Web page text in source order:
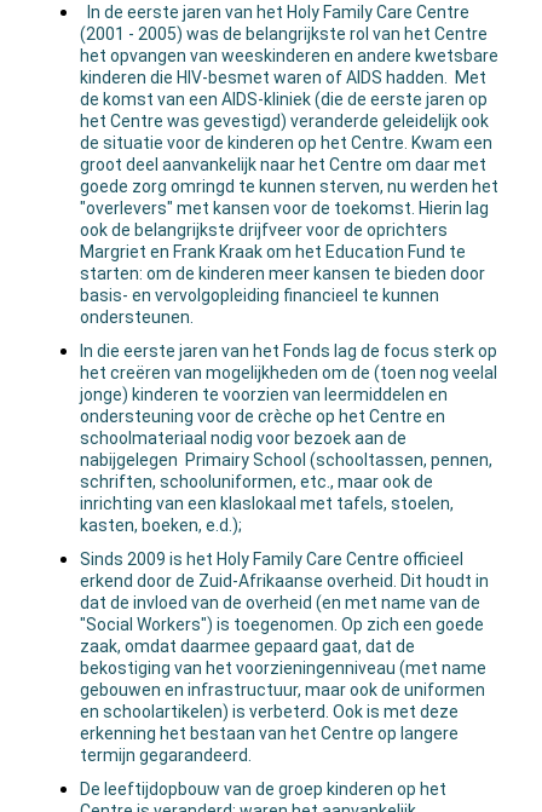
In de eerste jaren van het Holy Family Care Centre
(2001 - 2005) was de belangrijkste rol van het Centre
het opvangen van weeskinderen en andere kwetsbare
kinderen die HIV-besmet waren of AIDS hadden. Met
de komst van een AIDS-kliniek (die de eerste jaren op
het Centre was gevestigd) veranderde geleidelijk ook
de situatie voor de kinderen op het Centre. Kwam een
groot deel aanvankelijk naar het Centre om daar met
goede zorg omringd te kunnen sterven, nu werden het
"overlevers" met kansen voor de toekomst. Hierin lag
ook de belangrijkste drijfveer voor de oprichters
Margriet en Frank Kraak om het Education Fund te
starten: om de kinderen meer kansen te bieden door
basis- en vervolgopleiding financieel te kunnen
ondersteunen.
In die eerste jaren van het Fonds lag de focus sterk op
het creëren van mogelijkheden om de (toen nog veelal
jonge) kinderen te voorzien van leermiddelen en
ondersteuning voor de crèche op het Centre en
schoolmateriaal nodig voor bezoek aan de
nabijgelegen Primairy School (schooltassen, pennen,
schriften, schooluniformen, etc., maar ook de
inrichting van een klaslokaal met tafels, stoelen,
kasten, boeken, e.d.);
Sinds 2009 is het Holy Family Care Centre officieel
erkend door de Zuid-Afrikaanse overheid. Dit houdt in
dat de invloed van de overheid (en met name van de
"Social Workers") is toegenomen. Op zich een goede
zaak, omdat daarmee gepaard gaat, dat de
bekostiging van het voorzieningenniveau (met name
gebouwen en infrastructuur, maar ook de uniformen
en schoolartikelen) is verbeterd. Ook is met deze
erkenning het bestaan van het Centre op langere
termijn gegarandeerd.
De leeftijdopbouw van de groep kinderen op het